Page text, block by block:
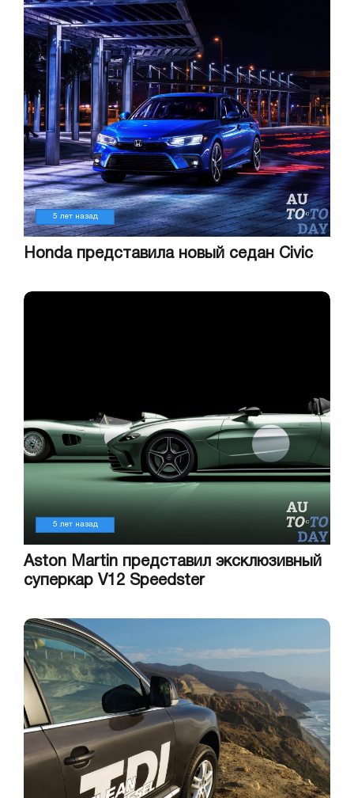
5 лет назад
Honda представила новый седан Civic
5 лет назад
Aston Martin представил эксклюзивный
суперкар V12 Speedster